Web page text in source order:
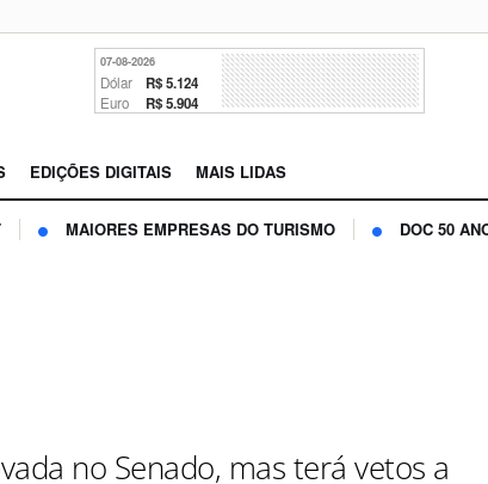
07-08-2026
Dólar R$ 5.124
Euro R$ 5.904
EDIÇÕES DIGITAIS MAIS LIDAS
MAIORES EMPRESAS DO TURISMO DOC 50
no Senado, mas terá vetos a